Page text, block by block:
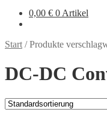
0,00 € 0 Artikel
Start /Produkte
DC-DC